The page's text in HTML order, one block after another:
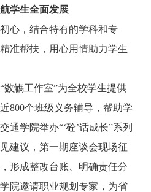
学生全面发展
心，结合特有的学科和专
准帮扶，用心用情助力学生
数觽工作室”为全校学生提供
800个班级义务辅导，帮助学
通学院举办“‘砼’话成长”系列
建议，第一期座谈会现场征
形成整改台账、明确责任分
院邀请职业规划专家，为省